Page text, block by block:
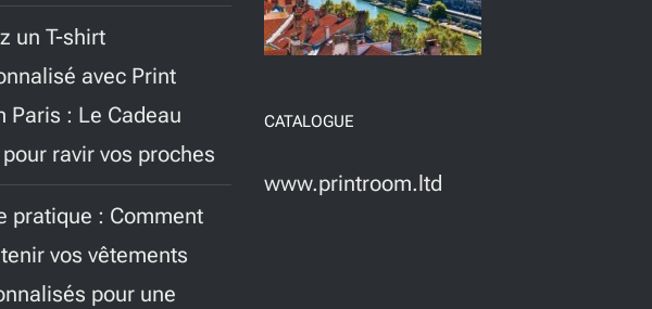
un T-shirt
avec Print
Paris : Le Cadeau
ravir vos proches
pratique : Comment
vos vêtements
pour une
CATALOGUE
www.printroom.ltd